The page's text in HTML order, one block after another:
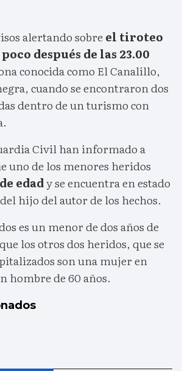
alertando sobre el tiroteo
después de las 23.00
conocida como El Canalillo,
cuando se encontraron dos
dentro de un turismo con
Civil han informado a
uno de los menores heridos
edady se encuentra en estado
hijo del autor de los hechos.
es un menor de dos años de
los otros dos heridos, que se
son una mujer en
hombre de 60 años.